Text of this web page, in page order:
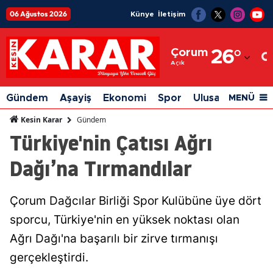
06 Ağustos 2026 Künye İletişim
Çorum
Açık 26°
Adıyaman
Afyonkarahisar
Ağrı
Amasya
Aydın
Gündem Aşayiş Ekonomi Spor Ulusal Siyaset
MENÜ
Kesin Karar Gündem
Türkiye'nin Çatısı Ağrı
Dağı’na Tırmandılar
Çorum Dağcılar Birliği Spor Kulübüne üye dört
sporcu, Türkiye'nin en yüksek noktası olan
Ağrı Dağı'na başarılı bir zirve tırmanışı
gerçekleştirdi.